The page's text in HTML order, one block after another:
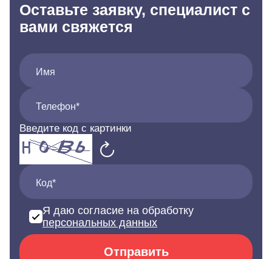
Оставьте заявку, специалист с
вами свяжется
Имя
Телефон*
Введите код с картинки
Код*
Я даю согласие на обработку
персональных данных
Отправить